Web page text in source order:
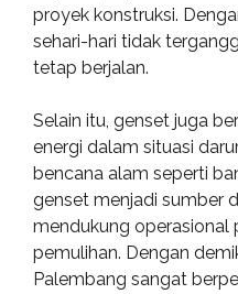
proyek konstruksi.
sehari-hari tidak
tetap berjalan.
Selain itu, genset juga
energi dalam situasi
bencana alam seperti
genset menjadi sumber
mendukung operasional
pemulihan. Dengan
Palembang sangat